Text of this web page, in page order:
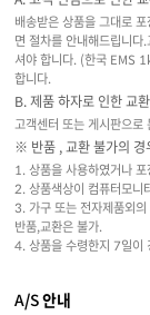
배송받은 상품을 그대로
면 절차를 안내해드립니
셔야 합니다. (한국 EMS
합니다.
B. 제품 하자로 인한 교
고객센터 또는 게시판으로
※ 반품 , 교환 불가의 경
1. 상품을 사용하였거나
2. 상품색상이 컴퓨터모니
3. 가구 또는 전자제품외
반품,교환은 불가.
4. 상품을 수령한지 7일이
A/S 안내